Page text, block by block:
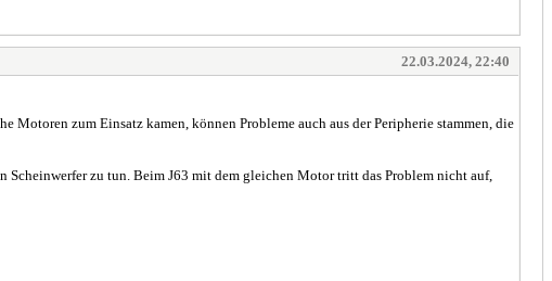
22.03.2024, 22:40
zum Einsatz kamen, können Probleme auch aus der Peripherie stammen, die
zu tun. Beim J63 mit dem gleichen Motor tritt das Problem nicht auf,